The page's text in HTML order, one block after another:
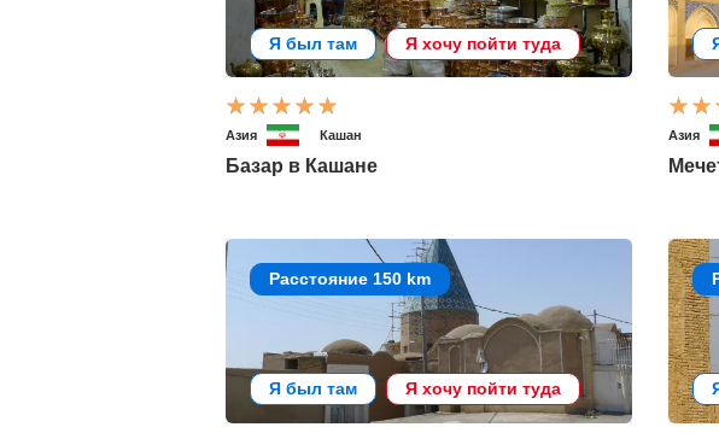
Я был там Я хочу пойти туда
Азия Кашан
Базар в Кашане
Азия
Расстояние 150 km
Я был там Я хочу пойти туда